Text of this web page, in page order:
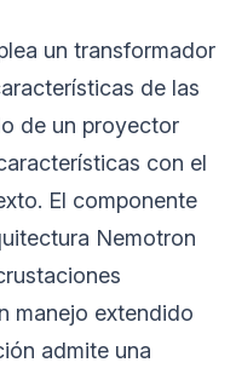
un transformador
de las
de un proyector
con el
El componente
Nemotron
manejo extendido
admite una